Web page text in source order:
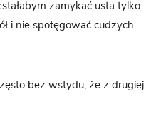
zamykać usta tylko
i nie spotęgować cudzych
bez wstydu, że z drugiej